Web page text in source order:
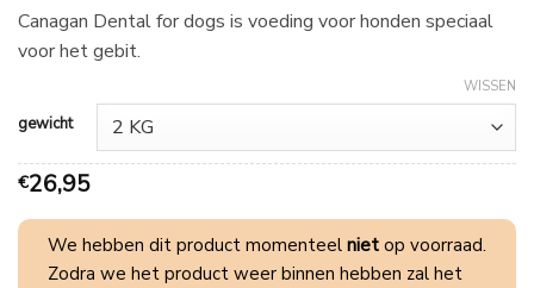
26,95
Canagan Dental for dogs is voeding voor honden speciaal
voor het gebit.
gewicht
WISSEN
€26,95
We hebben dit product momenteel niet op voorraad.
Zodra we het product weer binnen hebben zal het